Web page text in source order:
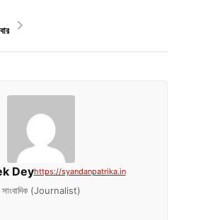
Deyhttps://syandanpatrika.in
সাংবাদিক (Journalist)